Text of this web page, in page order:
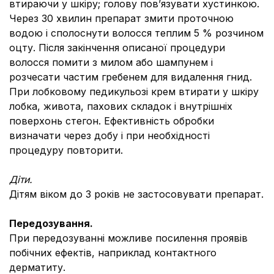
втираючи у шкіру; голову пов’язувати хустинкою.
Через 30 хвилин препарат змити проточною
водою і сполоснути волосся теплим 5 % розчином
оцту. Після закінчення описаної процедури
волосся помити з милом або шампунем і
розчесати частим гребенем для видалення гнид.
При лобковому педикульозі крем втирати у шкіру
лобка, живота, пахових складок і внутрішніх
поверхонь стегон. Ефективність обробки
визначати через добу і при необхідності
процедуру повторити.
Діти.
Дітям віком до 3 років не застосовувати препарат.
Передозування.
При передозуванні можливе посилення проявів
побічних ефектів, наприклад контактного
дерматиту.